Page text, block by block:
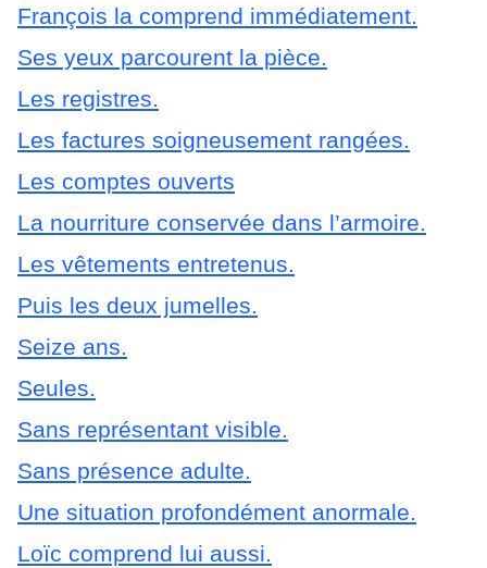
François la comprend immédiatement.
Ses yeux parcourent la pièce.
Les registres.
Les factures soigneusement rangées.
Les comptes ouverts
La nourriture conservée dans l’armoire.
Les vêtements entretenus.
Puis les deux jumelles.
Seize ans.
Seules.
Sans représentant visible.
Sans présence adulte.
Une situation profondément anormale.
Loïc comprend lui aussi.